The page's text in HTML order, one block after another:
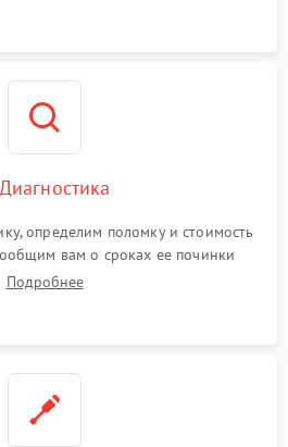
определим поломку и стоимость
вам о сроках ее починки
Подробнее